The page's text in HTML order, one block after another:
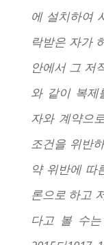
에 설치하여
락받은 자가
안에서 그 저
와 같이 복제
자와 계약으
조건을 위반
약 위반에 따
론으로 하고
다고 볼 수